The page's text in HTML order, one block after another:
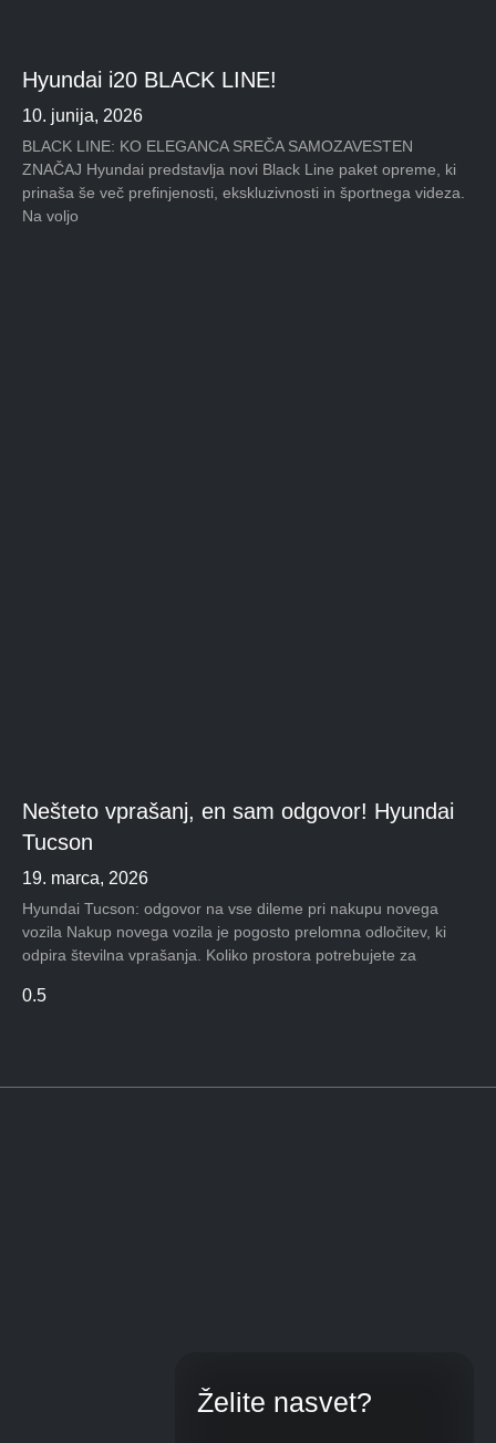
Hyundai i20 BLACK LINE!
10. junija, 2026
BLACK LINE: KO ELEGANCA SREČA SAMOZAVESTEN
ZNAČAJ Hyundai predstavlja novi Black Line paket opreme, ki
prinaša še več prefinjenosti, ekskluzivnosti in športnega videza.
Na voljo
Nešteto vprašanj, en sam odgovor! Hyundai
Tucson
19. marca, 2026
Hyundai Tucson: odgovor na vse dileme pri nakupu novega
vozila Nakup novega vozila je pogosto prelomna odločitev, ki
odpira številna vprašanja. Koliko prostora potrebujete za
Želite nasvet?